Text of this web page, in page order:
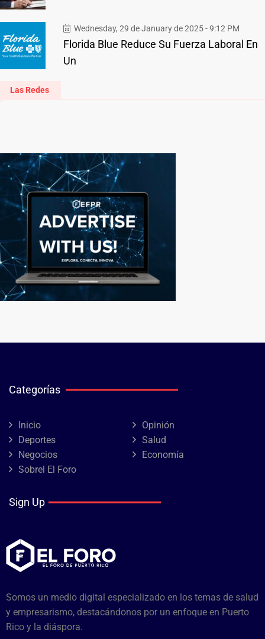
Wednesday, 29 de January de 2025 - 9:12 PM
Florida Blue Reduce Su Fuerza Laboral En
Un
Las Redes
Categorías
Inicio
Opinión
Deportes
Salud
Negocios
Economía
Sobrel El Foro
Sign Up
Somos un medio digital especializado en los temas de salud
y empresarismo, destacándonos por un enfoque en Puerto
Rico y la diáspora.